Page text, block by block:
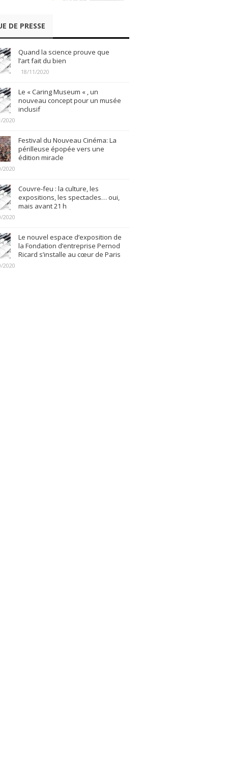
DE PRESSE
Quand la science prouve que
l’art fait du bien
18/11/2020
Le « Caring Museum « , un
nouveau concept pour un musée
inclusif
2020
Festival du Nouveau Cinéma: La
périlleuse épopée vers une
édition miracle
2020
Couvre-feu : la culture, les
expositions, les spectacles… oui,
mais avant 21 h
2020
Le nouvel espace d’exposition de
la Fondation d’entreprise Pernod
Ricard s’installe au cœur de Paris
2020